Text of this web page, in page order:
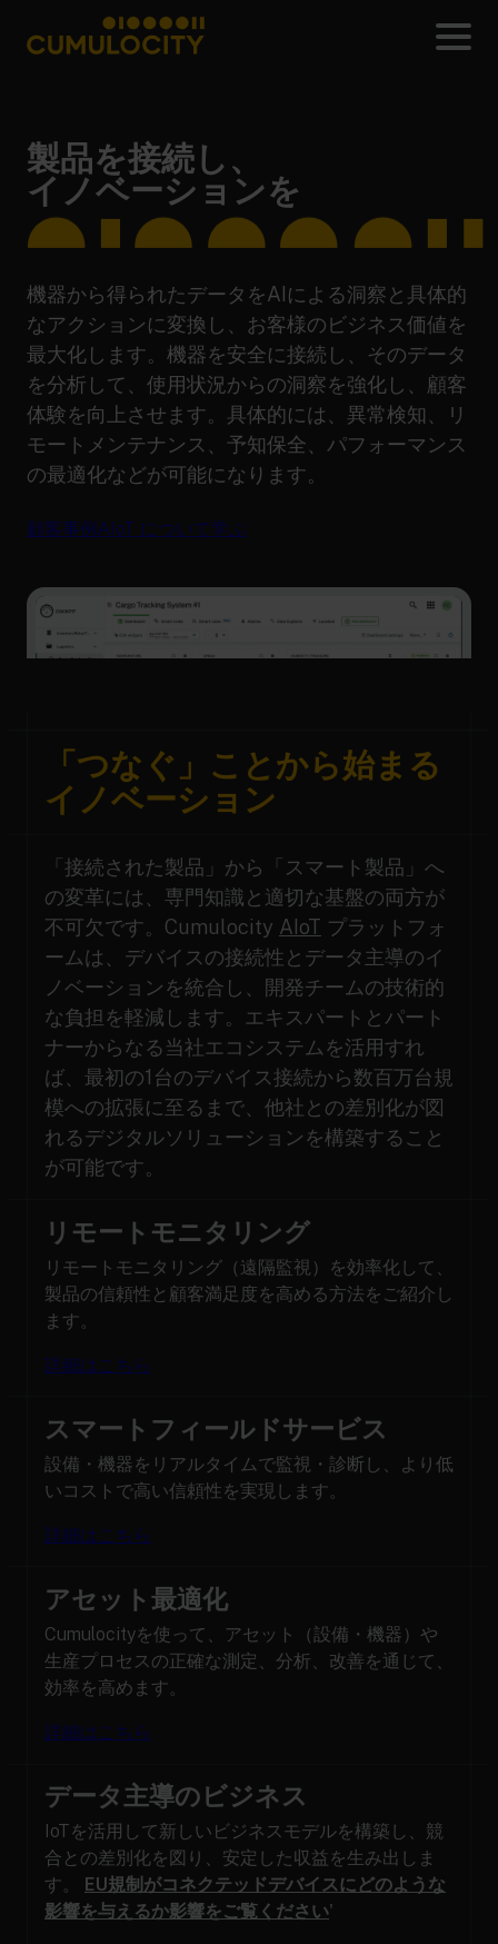
製品を接続し、
イノベーションを
ロジスティクスへ
機器から得られたデータをAIによる洞察と具体的
なアクションに変換し、お客様のビジネス価値を
最大化します。機器を安全に接続し、そのデータ
を分析して、使用状況からの洞察を強化し、顧客
体験を向上させます。具体的には、異常検知、リ
モートメンテナンス、予知保全、パフォーマンス
の最適化などが可能になります。
顧客事例 AIoT について学ぶ
「つなぐ」ことから始まる
イノベーション
「接続された製品」から「スマート製品」へ
の変革には、専門知識と適切な基盤の両方が
不可欠です。Cumulocity AIoT プラットフォ
ームは、デバイスの接続性とデータ主導のイ
ノベーションを統合し、開発チームの技術的
な負担を軽減します。エキスパートとパート
ナーからなる当社エコシステムを活用すれ
ば、最初の1台のデバイス接続から数百万台規
模への拡張に至るまで、他社との差別化が図
れるデジタルソリューションを構築すること
が可能です。
リモートモニタリング
リモートモニタリング（遠隔監視）を効率化して、
製品の信頼性と顧客満足度を高める方法をご紹介し
ます。
詳細はこちら
スマートフィールドサービス
設備・機器をリアルタイムで監視・診断し、より低
いコストで高い信頼性を実現します。
詳細はこちら
アセット最適化
Cumulocityを使って、アセット（設備・機器）や
生産プロセスの正確な測定、分析、改善を通じて、
効率を高めます。
詳細はこちら
データ主導のビジネス
IoTを活用して新しいビジネスモデルを構築し、競
合との差別化を図り、安定した収益を生み出しま
す。 EU規制がコネクテッドデバイスにどのような
影響を与えるか影響をご覧ください'